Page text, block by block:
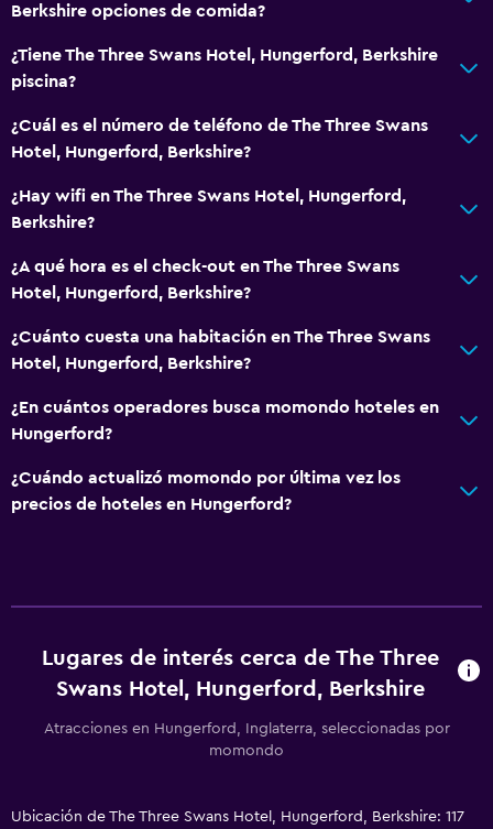
Berkshire opciones de comida?
¿Tiene The Three Swans Hotel, Hungerford, Berkshire
piscina?
¿Cuál es el número de teléfono de The Three Swans
Hotel, Hungerford, Berkshire?
¿Hay wifi en The Three Swans Hotel, Hungerford,
Berkshire?
¿A qué hora es el check-out en The Three Swans
Hotel, Hungerford, Berkshire?
¿Cuánto cuesta una habitación en The Three Swans
Hotel, Hungerford, Berkshire?
¿En cuántos operadores busca momondo hoteles en
Hungerford?
¿Cuándo actualizó momondo por última vez los
precios de hoteles en Hungerford?
Lugares de interés cerca de The Three
Swans Hotel, Hungerford, Berkshire
Atracciones en Hungerford, Inglaterra, seleccionadas por
momondo
Ubicación de The Three Swans Hotel, Hungerford, Berkshire: 117